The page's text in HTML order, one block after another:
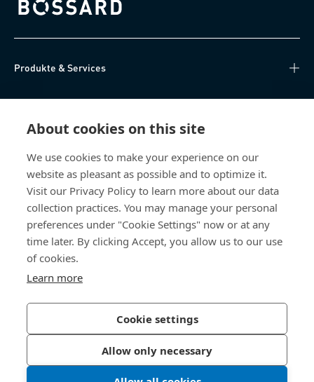
About cookies on this site
We use cookies to make your experience on our
website as pleasant as possible and to optimize it.
Visit our Privacy Policy to learn more about our data
collection practices. You may manage your personal
preferences under "Cookie Settings" now or at any
time later. By clicking Accept, you allow us to our use
of cookies.
Learn more
Cookie settings
Allow only necessary
Bossard homepage
Produkte & Services
Wissen
Über uns
Bossard Schweiz
Steinhauserstrasse 70
6301 Zug